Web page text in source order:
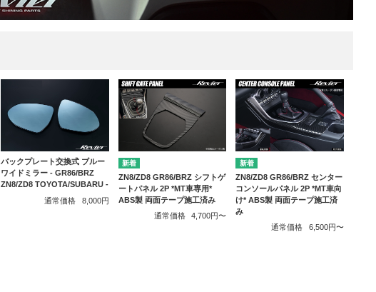
バックプレート交換式 ブルー
ワイドミラー - GR86/BRZ
ZN8/ZD8 TOYOTA/SUBARU -
通常価格
8,000円
ZN8/ZD8 GR86/BRZ シフトゲ
ートパネル 2P *MT車専用*
ABS製 両面テープ施工済み
通常価格
4,700円〜
ZN8/ZD8 GR86/BRZ センター
コンソールパネル 2P *MT車向
け* ABS製 両面テープ施工済
み
通常価格
6,500円〜